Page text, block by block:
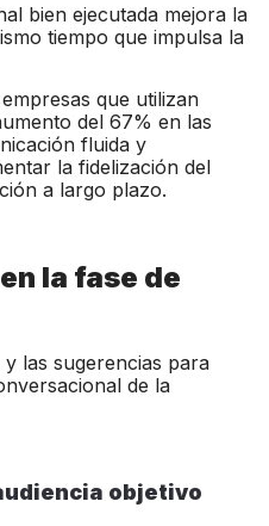
bien ejecutada mejora la
tiempo que impulsa la
que utilizan
del 67% en las
fluida y
la fidelización del
a largo plazo.
la fase de
las sugerencias para
de la
objetivo